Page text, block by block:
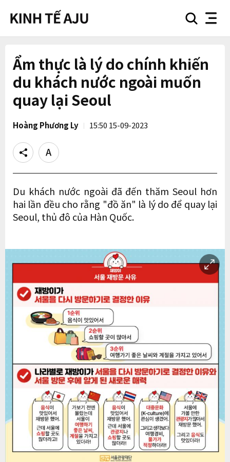
searchnav
Ẩm thực là lý do chính khiến
du khách nước ngoài muốn
quay lại Seoul
Hoàng Phương Ly 15:50 15-09-2023
Share
Text
size
Du khách nước ngoài đã đến thăm Seoul hơn
hai lần đều cho rằng "đồ ăn" là lý do để quay lại
Seoul, thủ đô của Hàn Quốc.